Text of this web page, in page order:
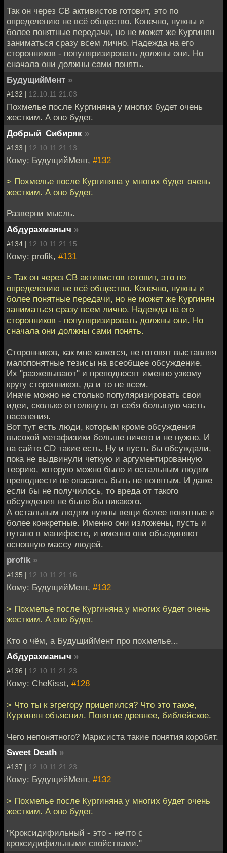
Так он через СВ активистов готовит, это по
определению не всё общество. Конечно, нужны и
более понятные передачи, но не может же Кургинян
заниматься сразу всем лично. Надежда на его
сторонников - популяризировать должны они. Но
сначала они должны сами понять.
БудущийМент »
#132 | 12.10.11 21:03
Похмелье после Кургиняна у многих будет очень
жестким. А оно будет.
Добрый_Сибиряк »
#133 | 12.10.11 21:13
Кому: БудущийМент, #132
> Похмелье после Кургиняна у многих будет очень
жестким. А оно будет.
Разверни мысль.
Абдурахманыч »
#134 | 12.10.11 21:15
Кому: profik, #131
> Так он через СВ активистов готовит, это по
определению не всё общество. Конечно, нужны и
более понятные передачи, но не может же Кургинян
заниматься сразу всем лично. Надежда на его
сторонников - популяризировать должны они. Но
сначала они должны сами понять.
Сторонников, как мне кажется, не готовят выставляя
малопонятные тезисы на всеобщее обсуждение.
Их "разжевывают" и преподносят именно узкому
кругу сторонников, да и то не всем.
Иначе можно не столько популяризировать свои
идеи, сколько оттолкнуть от себя большую часть
населения.
Вот тут есть люди, которым кроме обсуждения
высокой метафизики больше ничего и не нужно. И
на сайте CD такие есть. Ну и пусть бы обсуждали,
пока не выдвинули четкую и аргументированную
теорию, которую можно было и остальным людям
преподнести не опасаясь быть не понятым. И даже
если бы не получилось, то вреда от такого
обсуждения не было бы никакого.
А остальным людям нужны вещи более понятные и
более конкретные. Именно они изложены, пусть и
путано в манифесте, и именно они объединяют
основную массу людей.
profik »
#135 | 12.10.11 21:16
Кому: БудущийМент, #132
> Похмелье после Кургиняна у многих будет очень
жестким. А оно будет.
Кто о чём, а БудущийМент про похмелье...
Абдурахманыч »
#136 | 12.10.11 21:23
Кому: CheKisst, #128
> Что ты к эгрегору прицепился? Что это такое,
Кургинян объяснил. Понятие древнее, библейское.
Чего непонятного? Марксиста такие понятия коробят.
Sweet Death »
#137 | 12.10.11 21:23
Кому: БудущийМент, #132
> Похмелье после Кургиняна у многих будет очень
жестким. А оно будет.
"Кроксидифильный - это - нечто с
кроксидифильными свойствами."